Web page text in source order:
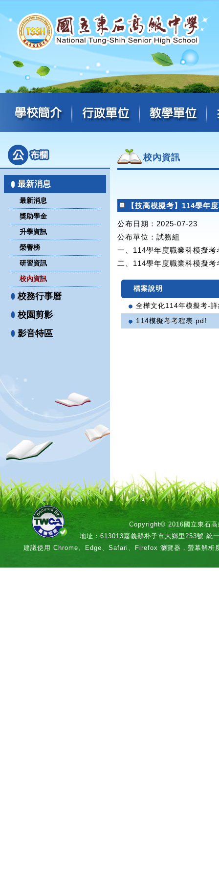
最新消息
最新消息
獎助學金
升學資訊
榮譽榜
研習資訊
校內資訊
校務行事曆
校園剪影
影音特區
校內資訊
【技高模擬考】114學年
公布日期：2025-07-23
公布單位 ：試務組
一、114學年度職業科模擬
二、114學年度職業科模擬
檔案說明
全樺文化114年模擬考-
114模擬考考程表.pdf
Copyright© 2016國立東石高
地址：613013嘉義縣朴子市大鄉里253號 統
建議使用 Chrome、Edge、Safari、Firefox 瀏覽器，螢幕解